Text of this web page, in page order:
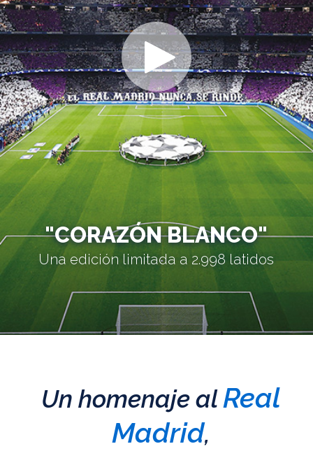
"CORAZÓN BLANCO"
Una edición limitada a 2.998 latidos
Un homenaje alReal
Madrid,